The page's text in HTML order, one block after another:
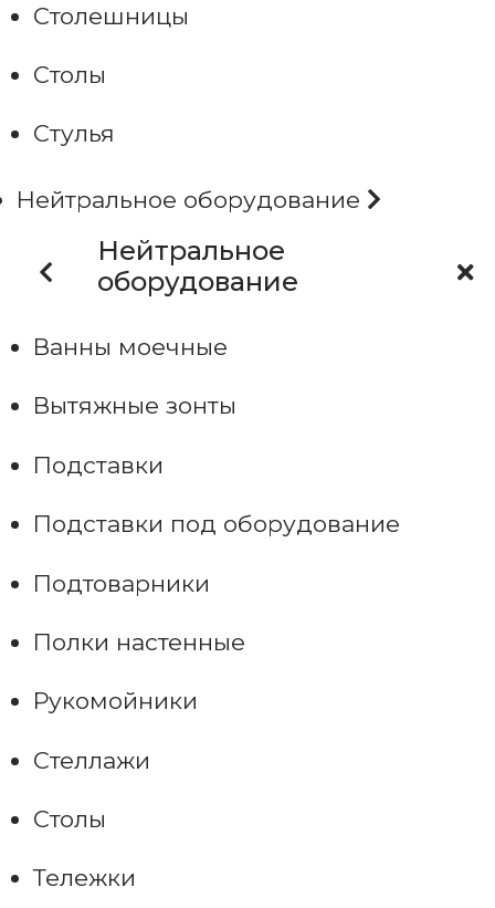
Столешницы
Столы
Стулья
Нейтральное оборудование
Нейтральное
оборудование
Ванны моечные
Вытяжные зонты
Подставки
Подставки под оборудование
Подтоварники
Полки настенные
Рукомойники
Стеллажи
Столы
Тележки